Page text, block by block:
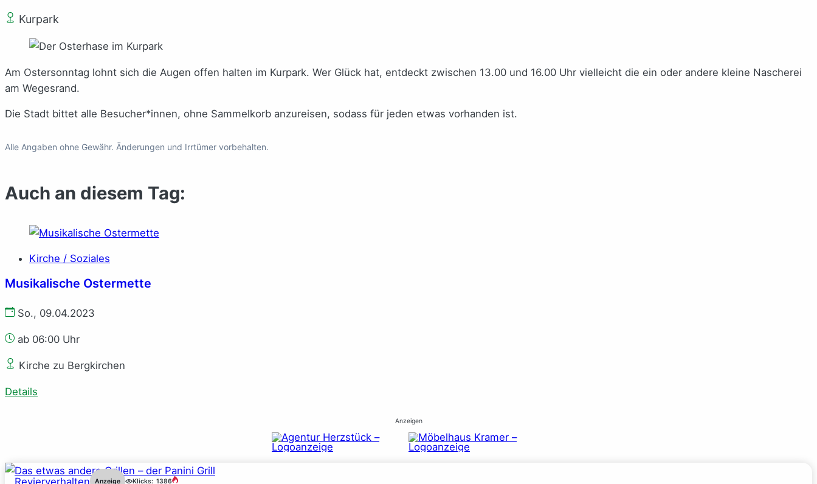
Kurpark
Am Ostersonntag lohnt sich die Augen offen halten im Kurpark. Wer Glück hat, entdeckt zwischen 13.00 und 16.00 Uhr vielleicht die ein oder andere kleine Nascherei
am Wegesrand.
Die Stadt bittet alle Besucher*innen, ohne Sammelkorb anzureisen, sodass für jeden etwas vorhanden ist.
Alle Angaben ohne Gewähr. Änderungen und Irrtümer vorbehalten.
Auch an diesem Tag:
Kirche / Soziales
Musikalische Ostermette
So., 09.04.2023
ab 06:00 Uhr
Kirche zu Bergkirchen
Details
Anzeigen
Revierverhalten Anzeige Klicks: 1386